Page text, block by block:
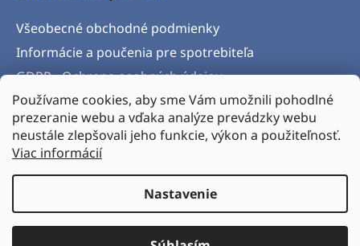
Používame cookies, aby sme Vám umožnili pohodlné
prezeranie webu a vďaka analýze prevádzky webu
neustále zlepšovali jeho funkcie, výkon a použiteľnosť.
Viac informácií
Nastavenie
Všeobecné obchodné podmienky
Informácie a poučenia pre spotrebiteľa
GDPR - Ochrana osobných údajov
Formulár na odstúpenie od zmluvy
Postup pri vytknutí vady produktu a Reklamačný
protokol
Vytvoril Shoptet& Verteco.sk